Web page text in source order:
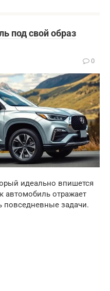
под свой образ
0
идеально впишется
автомобиль отражает
повседневные задачи.